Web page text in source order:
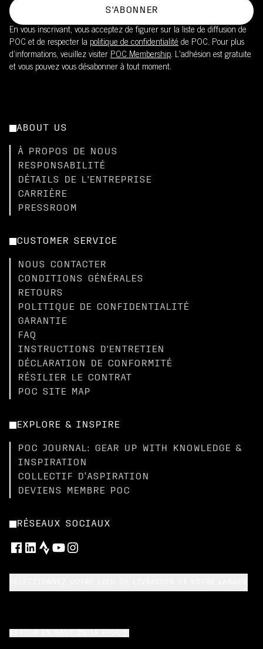
S'ABONNER
En vous inscrivant, vous acceptez de figurer sur la liste de diffusion de
POC et de respecter la politique de confidentialité de POC. Pour plus
d’informations, veuillez visiter POC Membership. L'adhésion est gratuite
et vous pouvez vous désabonner à tout moment.
ABOUT US
À PROPOS DE NOUS
RESPONSABILITÉ
DÉTAILS DE L'ENTREPRISE
CARRIÈRE
PRESSROOM
CUSTOMER SERVICE
NOUS CONTACTER
CONDITIONS GÉNÉRALES
RETOURS
POLITIQUE DE CONFIDENTIALITÉ
GARANTIE
FAQ
INSTRUCTIONS D'ENTRETIEN
DÉCLARATION DE CONFORMITÉ
RÉSILIER LE CONTRAT
POC SITE MAP
EXPLORE & INSPIRE
POC JOURNAL: GEAR UP WITH KNOWLEDGE &
INSPIRATION
COLLECTIF D’ASPIRATION
DEVIENS MEMBRE POC
RÉSEAUX SOCIAUX